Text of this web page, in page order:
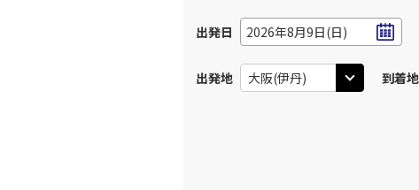
出発日 2026年8月9日(日)
出発地 到着地